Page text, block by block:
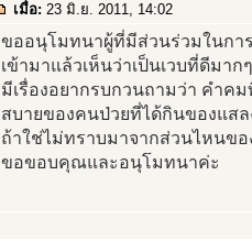
เมื่อ: 23 มิ.ย. 2011, 14:02
ขออนุโมทนาผู้ที่มีส่วนร่วมในกา
เข้ามาแล้วเห็นว่าเป็นเวบที่ดีมาก
มีเรื่องอยากรบกวนถามว่า คำค
สบายของคนป่วยที่ได้กินของแส
ถ้าใช่ไม่ทราบมาจากส่วนไหนข
ขอขอบคุณและอนุโมทนาค่ะ